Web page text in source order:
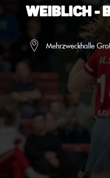
Weiblich -
Mehrzweckhalle